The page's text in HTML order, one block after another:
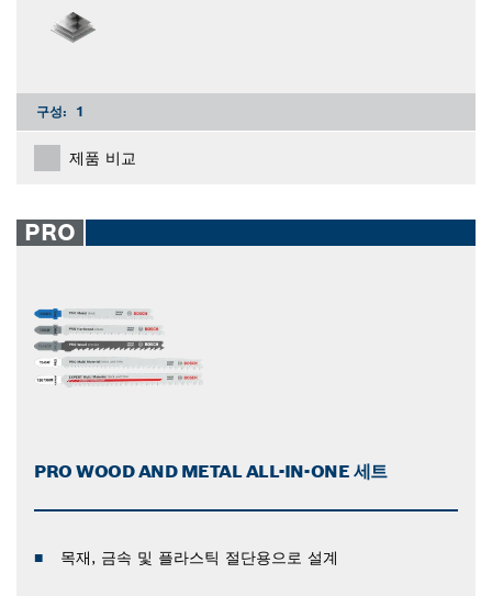
구성: 1
제품 비교
PRO
PRO WOOD AND METAL ALL-IN-ONE 세트
목재, 금속 및 플라스틱 절단용으로 설계